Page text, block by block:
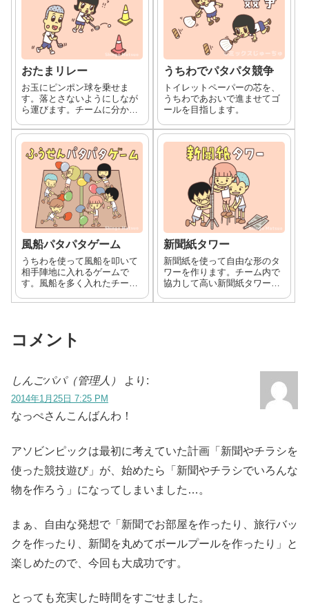
おたまリレー
お玉にピンポン球を乗せま
す。落とさないようにしなが
ら運びます。チームに分かれ
うちわでパタパタ競争
トイレットペーパーの芯を、
うちわであおいで進ませてゴ
ールを目指します。
風船パタパタゲーム
うちわを使って風船を叩いて
相手陣地に入れるゲームで
す。風船を多く入れたチーム
新聞紙タワー
新聞紙を使って自由な形のタ
ワーを作ります。チーム内で
協力して高い新聞紙タワーを
バーとアイデアを出し合った
コメント
しんごパパ（管理人） より:
2014年1月25日 7:25 PM
なっぺさんこんばんわ！
アソビンピックは最初に考えていた計画「新聞やチラシを
使った競技遊び」が、始めたら「新聞やチラシでいろんな
物を作ろう」になってしまいました…。
まぁ、自由な発想で「新聞でお部屋を作ったり、旅行バッ
クを作ったり、新聞を丸めてボールプールを作ったり」と
楽しめたので、今回も大成功です。
とっても充実した時間をすごせました。